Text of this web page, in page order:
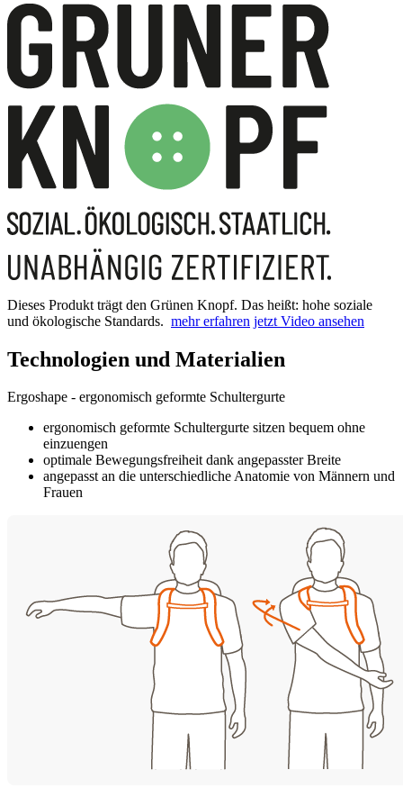
Dieses Produkt trägt den Grünen Knopf. Das heißt: hohe soziale
und ökologische Standards. mehr erfahren jetzt Video ansehen
Technologien und Materialien
Ergoshape - ergonomisch geformte Schultergurte
ergonomisch geformte Schultergurte sitzen bequem ohne
einzuengen
optimale Bewegungsfreiheit dank angepasster Breite
angepasst an die unterschiedliche Anatomie von Männern und
Frauen